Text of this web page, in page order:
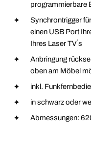
programmierbare
Synchrontrigger
einen USB Port
Ihres Laser TV´s
Anbringung
oben am Möbel
inkl.
in schwarz oder
Abmessungen: